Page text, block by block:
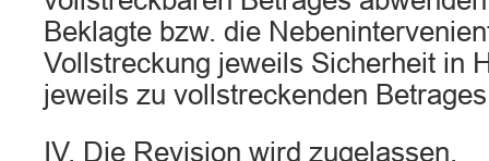
Beklagte bzw. die
Vollstreckung jeweils Sicherheit in
jeweils zu vollstreckenden
IV. Die Revision wird zugelassen.